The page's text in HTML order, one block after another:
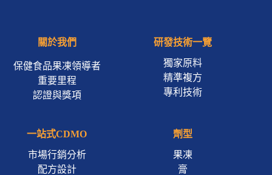
關於我們
保健食品果凍領導者
重要里程
認證與獎項
研發技術一覽
獨家原料
精準複方
專利技術
一站式CDMO
市場行銷分析
配方設計
劑型
果凍
膏